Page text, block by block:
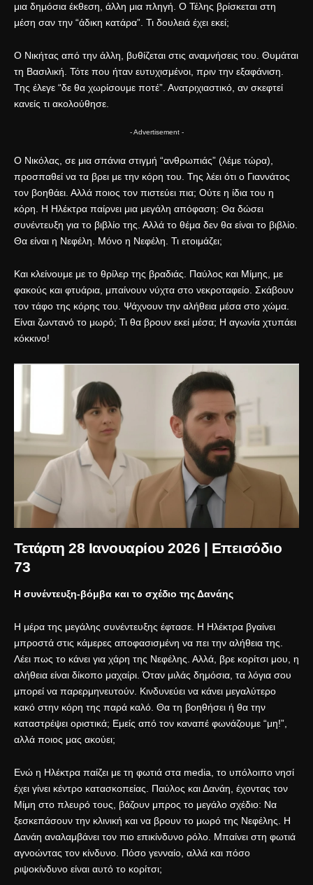
μια δημόσια έκθεση, άλλη μια πληγή. Ο Τέλης βρίσκεται στη
μέση σαν την “άδικη κατάρα”. Τι δουλειά έχει εκεί;
Ο Νικήτας από την άλλη, βυθίζεται στις αναμνήσεις του. Θυμάται
τη Βασιλική. Τότε που ήταν ευτυχισμένοι, πριν την εξαφάνιση.
Της έλεγε “δε θα χωρίσουμε ποτέ”. Ανατριχιαστικό, αν σκεφτεί
κανείς τι ακολούθησε.
- Advertisement -
Ο Νικόλας, σε μια σπάνια στιγμή “ανθρωπιάς” (λέμε τώρα),
προσπαθεί να τα βρει με την κόρη του. Της λέει ότι ο Γιαννάτος
τον βοηθάει. Αλλά ποιος τον πιστεύει πια; Ούτε η ίδια του η
κόρη. Η Ηλέκτρα παίρνει μια μεγάλη απόφαση: Θα δώσει
συνέντευξη για το βιβλίο της. Αλλά το θέμα δεν θα είναι το βιβλίο.
Θα είναι η Νεφέλη. Μόνο η Νεφέλη. Τι ετοιμάζει;
Και κλείνουμε με το θρίλερ της βραδιάς. Παύλος και Μίμης, με
φακούς και φτυάρια, μπαίνουν νύχτα στο νεκροταφείο. Σκάβουν
τον τάφο της κόρης του. Ψάχνουν την αλήθεια μέσα στο χώμα.
Είναι ζωντανό το μωρό; Τι θα βρουν εκεί μέσα; Η αγωνία χτυπάει
κόκκινο!
Τετάρτη 28 Ιανουαρίου 2026 | Επεισόδιο
73
Η συνέντευξη-βόμβα και το σχέδιο της Δανάης
Η μέρα της μεγάλης συνέντευξης έφτασε. Η Ηλέκτρα βγαίνει
μπροστά στις κάμερες αποφασισμένη να πει την αλήθεια της.
Λέει πως το κάνει για χάρη της Νεφέλης. Αλλά, βρε κορίτσι μου, η
αλήθεια είναι δίκοπο μαχαίρι. Όταν μιλάς δημόσια, τα λόγια σου
μπορεί να παρερμηνευτούν. Κινδυνεύει να κάνει μεγαλύτερο
κακό στην κόρη της παρά καλό. Θα τη βοηθήσει ή θα την
καταστρέψει οριστικά; Εμείς από τον καναπέ φωνάζουμε “μη!”,
αλλά ποιος μας ακούει;
Ενώ η Ηλέκτρα παίζει με τη φωτιά στα media, το υπόλοιπο νησί
έχει γίνει κέντρο κατασκοπείας. Παύλος και Δανάη, έχοντας τον
Μίμη στο πλευρό τους, βάζουν μπρος το μεγάλο σχέδιο: Να
ξεσκεπάσουν την κλινική και να βρουν το μωρό της Νεφέλης. Η
Δανάη αναλαμβάνει τον πιο επικίνδυνο ρόλο. Μπαίνει στη φωτιά
αγνοώντας τον κίνδυνο. Πόσο γενναίο, αλλά και πόσο
ριψοκίνδυνο είναι αυτό το κορίτσι;